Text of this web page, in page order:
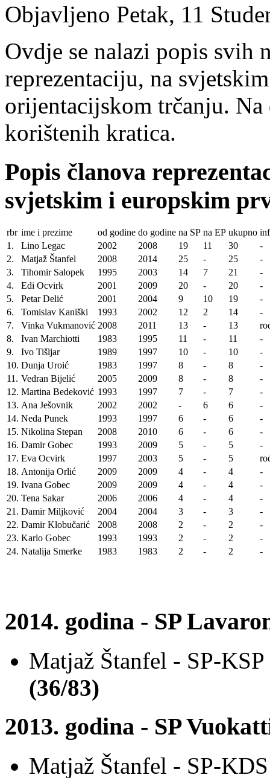
Objavljeno Petak, 11
Ovdje se nalazi popis svih
reprezentaciju, na
orijentacijskom trčanju. Na
korištenih kratica.
Popis članova
svjetskim i europskim
rbr ime i prezime od godine do godine na SP na EP ukupno
1.
Lino Legac 2002 2008 19 11 30
-
2.
Matjaž Štanfel 2008 2014 25 - 25
-
3.
Tihomir Salopek 1995 2003 14 7 21
-
4.
Edi Ocvirk 2001 2009 20 - 20
-
5.
Petar Delić 2001 2004 9 10 19
-
6.
Tomislav Kaniški 1993 2002 12 2 14
-
7.
Vinka Vukmanović 2008 2011 13 - 13
8.
Ivan Marchiotti 1983 1995 11 - 11
-
9.
Ivo Tišljar 1989 1997 10 - 10
-
10. Dunja Uroić 1983 1997 8 - 8
-
11. Vedran Bijelić 2005 2009 8 - 8
-
12. Martina Bedeković 1993 1997 7 - 7
-
13. Ana Ješovnik 2002 2002 - 6 6
-
14. Neda Punek 1993 1997 6 - 6
-
15. Nikolina Stepan 2008 2010 6 - 6
-
16. Damir Gobec 1993 2009 5 - 5
-
17. Eva Ocvirk 1997 2003 5 - 5
18. Antonija Orlić 2009 2009 4 - 4
-
19. Ivana Gobec 2009 2009 4 - 4
-
20. Tena Sakar 2006 2006 4 - 4
-
21. Damir Miljković 2004 2004 3 - 3
-
22. Damir Klobučarić 2008 2008 2 - 2
-
23. Karlo Gobec 1993 1993 2 - 2
-
24. Natalija Smerke 1983 1983 2 - 2 -
2014. godina - SP
Matjaž Štanfel - SP-
(36/83)
2013. godina - SP
Matjaž Štanfel - SP-